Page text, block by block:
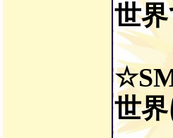
世
世